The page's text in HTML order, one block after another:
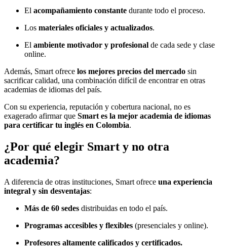
El acompañamiento constante durante todo el proceso.
Los materiales oficiales y actualizados.
El ambiente motivador y profesional de cada sede y clase
online.
Además, Smart ofrece los mejores precios del mercado sin
sacrificar calidad, una combinación difícil de encontrar en otras
academias de idiomas del país.
Con su experiencia, reputación y cobertura nacional, no es
exagerado afirmar que Smart es la mejor academia de idiomas
para certificar tu inglés en Colombia.
¿Por qué elegir Smart y no otra
academia?
A diferencia de otras instituciones, Smart ofrece una experiencia
integral y sin desventajas:
Más de 60 sedes distribuidas en todo el país.
Programas accesibles y flexibles (presenciales y online).
Profesores altamente calificados y certificados.